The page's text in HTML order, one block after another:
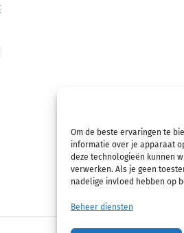
Om de beste ervaringen te
informatie over je apparaat
deze technologieën kunnen
verwerken. Als je geen
nadelige invloed hebben op
Beheer diensten
Buttons and
Fonts and